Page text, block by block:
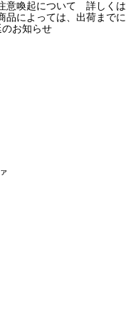
意喚起について 詳しく
品によっては、出荷ま
のお知らせ